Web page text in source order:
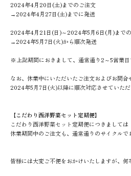
2024年4月20日(土)までのご注文
→2024年4月27日(土)までに発送
2024年4月21日(日)～2024年5月6日(月)まで
→2024年5月7日(火)から順次発送
※上記期間におきまして、通常通り2～5営業日
なお、休業中にいただいたご注文およびお問合
2024年5月7日(火)以降に順次対応させていただ
【こだわり西洋野菜セット定期便】
こだわり西洋野菜セット定期便につきましては
休業期間中のご注文も、通常通りのサイクルで
皆様には大変ご不便をおかけいたしますが、何